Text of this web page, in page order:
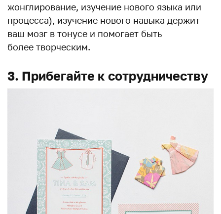
жонглирование, изучение нового языка или
процесса), изучение нового навыка держит
ваш мозг в тонусе и помогает быть
более творческим.
3. Прибегайте к сотрудничеству